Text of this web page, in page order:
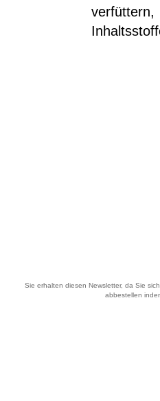
Sie erhalten diesen Newsletter, da Sie
abbestellen